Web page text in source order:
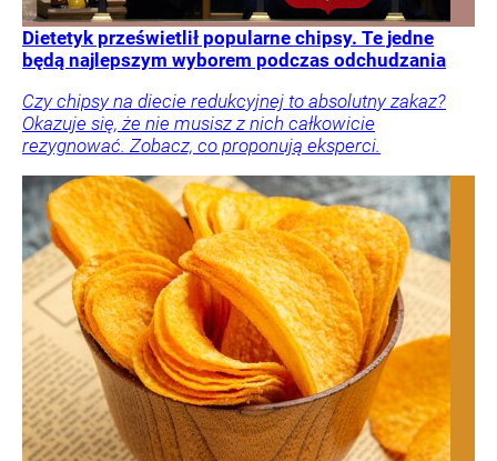
Dietetyk prześwietlił popularne chipsy. Te jedne
będą najlepszym wyborem podczas odchudzania
Czy chipsy na diecie redukcyjnej to absolutny zakaz?
Okazuje się, że nie musisz z nich całkowicie
rezygnować. Zobacz, co proponują eksperci.